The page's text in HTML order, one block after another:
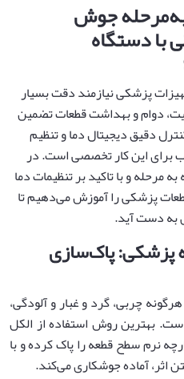
جوش
با دستگاه
پزشکی نیازمند دقت بسیار
دوام و بهداشت قطعات تضمین
دقیق دیجیتال دما و تنظیم
برای این کار تخصصی است. در
مرحله و با تاکید بر تنظیمات دما
پزشکی را آموزش می‌دهیم تا
به دست آید.
پزشکی: پاک‌سازی
چربی، گرد و غبار و آلودگی،
بهترین روش استفاده از الکل
کمک پارچه نرم سطح قطعه را پاک کرده و با
اثر، آماده جوشکاری می‌کند.